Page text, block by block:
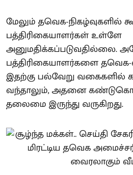
மேலும் தவெக-நிகழ்வுகளில்
பத்திரிகையாளர்கள் உள்ளே
அனுமதிக்கப்படுவதில்லை.
பத்திரிகையாளர்களை தவெக-
இதற்கு பல்வேறு வகைகளில்
வந்தாலும், அதனை
தலைமை இருந்து வருகிறது.